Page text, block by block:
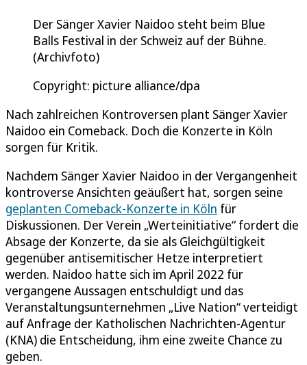
Der Sänger Xavier Naidoo steht beim Blue
Balls Festival in der Schweiz auf der Bühne.
(Archivfoto)
Copyright: picture alliance/dpa
Nach zahlreichen Kontroversen plant Sänger Xavier
Naidoo ein Comeback. Doch die Konzerte in Köln
sorgen für Kritik.
Nachdem Sänger Xavier Naidoo in der Vergangenheit
kontroverse Ansichten geäußert hat, sorgen seine
geplanten Comeback-Konzerte in Köln für
Diskussionen. Der Verein „Werteinitiative“ fordert die
Absage der Konzerte, da sie als Gleichgültigkeit
gegenüber antisemitischer Hetze interpretiert
werden. Naidoo hatte sich im April 2022 für
vergangene Aussagen entschuldigt und das
Veranstaltungsunternehmen „Live Nation“ verteidigt
auf Anfrage der Katholischen Nachrichten-Agentur
(KNA) die Entscheidung, ihm eine zweite Chance zu
geben.